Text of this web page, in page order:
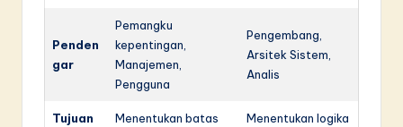
Penden
gar
Pemangku
kepentingan,
Manajemen,
Pengguna
Pengembang,
Arsitek Sistem,
Analis
Tujuan
Menentukan batas
Menentukan logika